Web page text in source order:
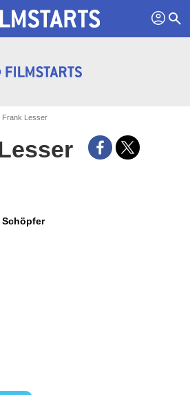
profil search
Frank Lesser
Schöpfer